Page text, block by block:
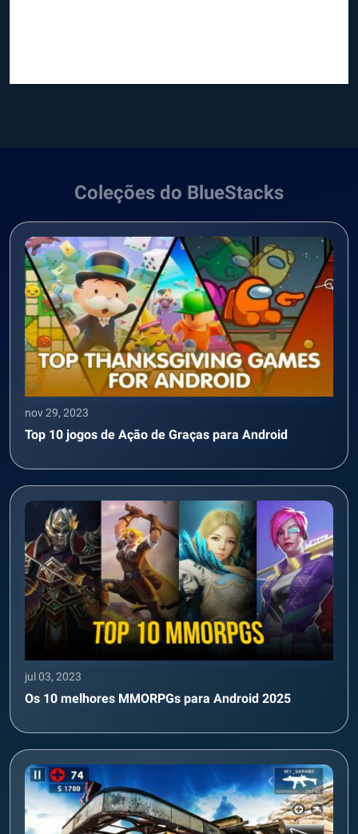
Coleções do BlueStacks
nov 29, 2023
Top 10 jogos de Ação de Graças para Android
jul 03, 2023
Os 10 melhores MMORPGs para Android 2025